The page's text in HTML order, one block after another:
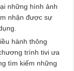
những hình ảnh
nhận được sự
hành thông
trình tivi ưa
tìm kiếm những